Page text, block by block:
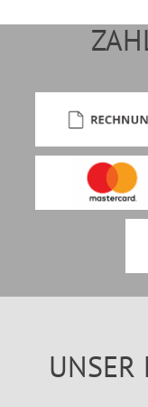
UNSER